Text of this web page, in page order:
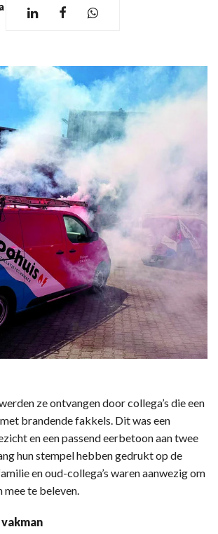
ze ontvangen door collega’s die een
brandende fakkels. Dit was een
en een passend eerbetoon aan twee
hun stempel hebben gedrukt op de
en oud-collega’s waren aanwezig om
te beleven.